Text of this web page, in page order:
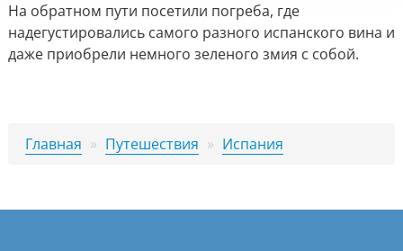
На обратном пути посетили погреба, где
надегустировались самого разного испанского вина и
даже приобрели немного зеленого змия с собой.
Главная » Путешествия » Испания